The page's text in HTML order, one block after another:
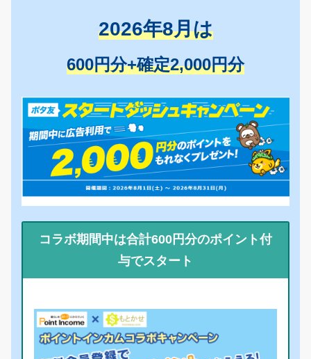
2026年8月は
600円分+確定2,000円分
コラボ期間中は合計600円分のポイント付
与でスタート